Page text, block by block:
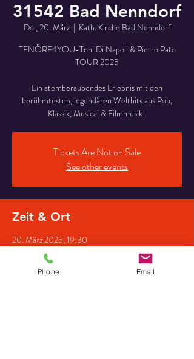
31542 Bad Nenndorf
Do., 20. März
  |
Kath. Kirche Bad Nenndorf
TENÖRE4YOU-Toni Di Napoli & Pietro Pato
TOUR 2025
Ein atemberaubendes Erlebnis mit den
berühmtesten, legendären Welthits aus Pop,
Klassik, Musical & Filmmusik .
Tickets Are Not on Sale
See other events
Zeit & Ort
20. März 2025, 19:30
Kath. Kirche Bad Nenndorf, Wilhelmstraße 11,
31542 Bad Nenndorf, Deutschland
Phone Email